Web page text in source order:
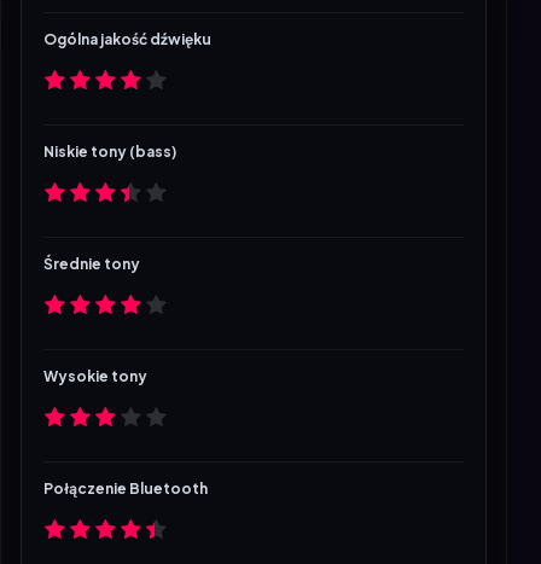
Ogólna jakość dźwięku
Niskie tony (bass)
Średnie tony
Wysokie tony
Połączenie Bluetooth